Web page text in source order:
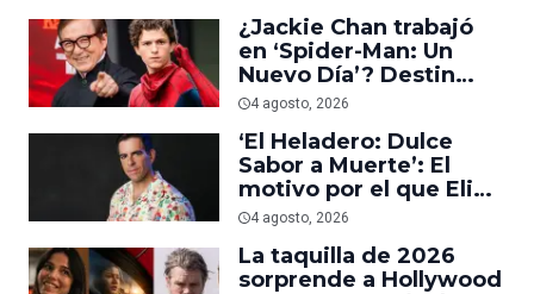
¿Jackie Chan trabajó
en ‘Spider-Man: Un
Nuevo Día’? Destin
Daniel Cretton aclara el
4 agosto, 2026
‘El Heladero: Dulce
Sabor a Muerte’: El
motivo por el que Eli
Roth se hartó de los
Hollywood e hizo su
nueva película gore
4 agosto, 2026
La taquilla de 2026
sorprende a Hollywood